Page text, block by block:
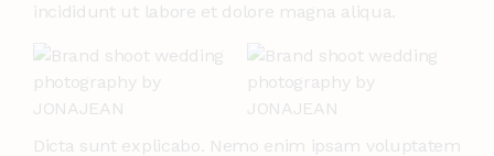
incididunt ut labore et dolore magna aliqua.
Dicta sunt explicabo. Nemo enim ipsam voluptatem